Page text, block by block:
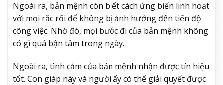
Ngoài ra, bản mệnh còn biết cách ứng biến linh hoạt
với mọi rắc rối để không bị ảnh hưởng đến tiến độ
công việc. Nhờ đó, mọi bước đi của bản mệnh không
có gì quá bận tâm trong ngày.
Ngoài ra, tình cảm của bản mệnh nhận được tín hiệu
tốt. Con giáp này và người ấy có thể giải quyết được